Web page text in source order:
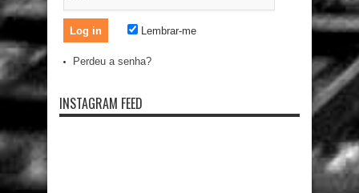
Lembrar-me
Perdeu a senha?
INSTAGRAM FEED